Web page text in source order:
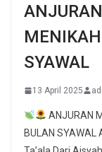
SYAWAL
13 April 2025
ANJURAN
BULAN